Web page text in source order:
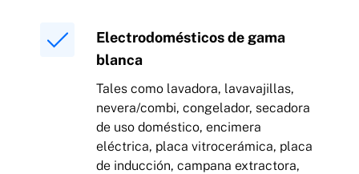
Electrodomésticos de gama
blanca
Tales como lavadora, lavavajillas,
nevera/combi, congelador, secadora
de uso doméstico, encimera
eléctrica, placa vitrocerámica, placa
de inducción, campana extractora,